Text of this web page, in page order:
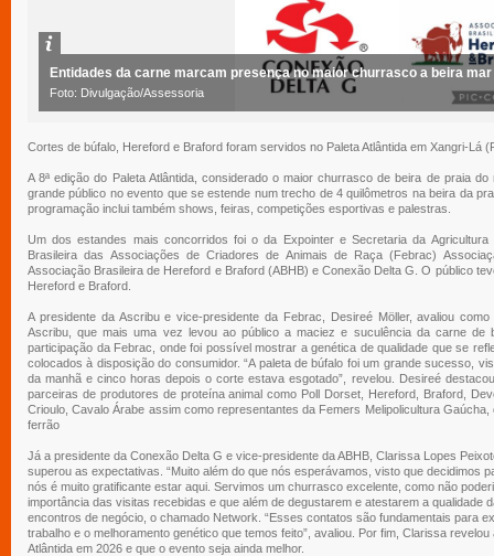
Entidades da carne marcam presença no maior churrasco a beira mar
Foto: Divulgação/Assessoria
Cortes de búfalo, Hereford e Braford foram servidos no Paleta Atlântida em Xangri-Lá
A 8ª edição do Paleta Atlântida, considerado o maior churrasco de beira de praia
grande público no evento que se estende num trecho de 4 quilômetros na beira da
programação inclui também shows, feiras, competições esportivas e palestras.
Um dos estandes mais concorridos foi o da Expointer e Secretaria da
Brasileira das Associações de Criadores de Animais de Raça (Febrac)
Associação Brasileira de Hereford e Braford (ABHB) e Conexão Delta G. O público
Hereford e Braford.
A presidente da Ascribu e vice-presidente da Febrac, Desireé Möller, avaliou
Ascribu, que mais uma vez levou ao público a maciez e suculência da carne de
participação da Febrac, onde foi possível mostrar a genética de qualidade que se
colocados à disposição do consumidor. “A paleta de búfalo foi um grande sucesso,
da manhã e cinco horas depois o corte estava esgotado”, revelou. Desireé
parceiras de produtores de proteína animal como Poll Dorset, Hereford, Braford,
Crioulo, Cavalo Árabe assim como representantes da Femers Melipolicultura
ferrão
Já a presidente da Conexão Delta G e vice-presidente da ABHB, Clarissa Lopes
superou as expectativas. “Muito além do que nós esperávamos, visto que decidimos
nós é muito gratificante estar aqui. Servimos um churrasco excelente, como não
importância das visitas recebidas e que além de degustarem e atestarem a qualidade
encontros de negócio, o chamado Network. “Esses contatos são fundamentais para
trabalho e o melhoramento genético que temos feito”, avaliou. Por fim, Clarissa
Atlântida em 2026 e que o evento seja ainda melhor.